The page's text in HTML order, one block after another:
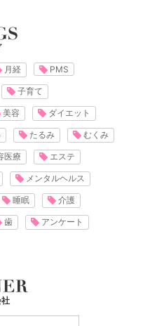
月経 PMS
子育て
美容 ダイエット
たるみ むくみ
医療 エステ
メンタルヘルス
睡眠 介護
歯 アンケート